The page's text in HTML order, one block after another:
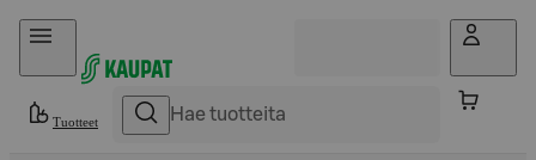
Hyppää sisältöön
Tuotteet